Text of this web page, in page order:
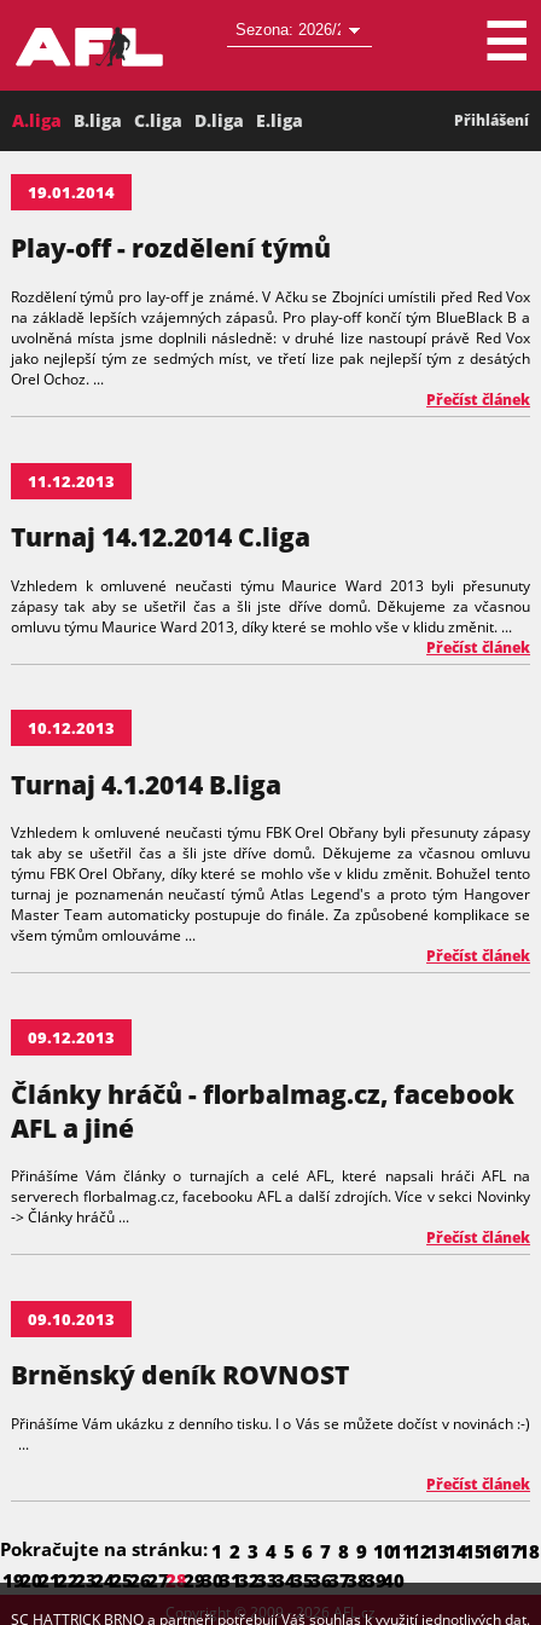
SC HATTRICK BRNO a partneři potřebují Váš souhlas k využití jednotlivých dat.
☰
A.liga B.liga C.liga D.liga E.liga Přihlášení
19.01.2014
Play-off - rozdělení týmů
Rozdělení týmů pro lay-off je známé. V Ačku se Zbojníci umístili před Red Vox
na základě lepších vzájemných zápasů. Pro play-off končí tým BlueBlack B a
uvolněná místa jsme doplnili následně: v druhé lize nastoupí právě Red Vox
jako nejlepší tým ze sedmých míst, ve třetí lize pak nejlepší tým z desátých
Orel Ochoz. ...
Přečíst článek
11.12.2013
Turnaj 14.12.2014 C.liga
Vzhledem k omluvené neučasti týmu Maurice Ward 2013 byli přesunuty
zápasy tak aby se ušetřil čas a šli jste dříve domů. Děkujeme za včasnou
omluvu týmu Maurice Ward 2013, díky které se mohlo vše v klidu změnit. ...
Přečíst článek
10.12.2013
Turnaj 4.1.2014 B.liga
Vzhledem k omluvené neučasti týmu FBK Orel Obřany byli přesunuty zápasy
tak aby se ušetřil čas a šli jste dříve domů. Děkujeme za včasnou omluvu
týmu FBK Orel Obřany, díky které se mohlo vše v klidu změnit. Bohužel tento
turnaj je poznamenán neučastí týmů Atlas Legend's a proto tým Hangover
Master Team automaticky postupuje do finále. Za způsobené komplikace se
všem týmům omlouváme ...
Přečíst článek
09.12.2013
Články hráčů - florbalmag.cz, facebook
AFL a jiné
Přinášíme Vám články o turnajích a celé AFL, které napsali hráči AFL na
serverech florbalmag.cz, facebooku AFL a další zdrojích. Více v sekci Novinky
-> Články hráčů ...
Přečíst článek
09.10.2013
Brněnský deník ROVNOST
Přinášíme Vám ukázku z denního tisku. I o Vás se můžete dočíst v novinách :-)
...
Přečíst článek
Pokračujte na stránku:1 2 3 4 5 6 7 8 9 101112131415161718
19202122232425262728293031323334353637383940
Copyright © 2009 - 2026 AFL.cz